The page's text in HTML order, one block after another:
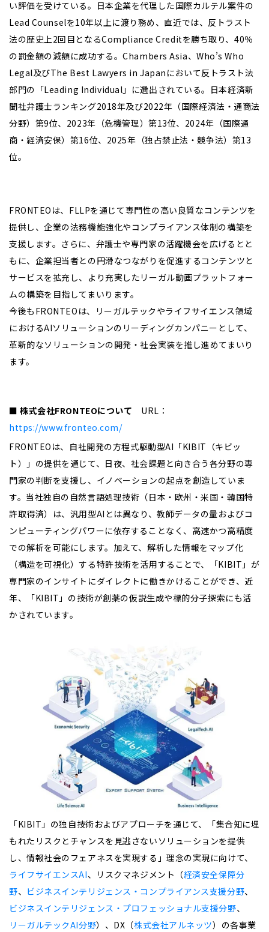
い評価を受けている。日本企業を代理した国際カルテル案件の
Lead Counselを10年以上に渡り務め、直近では、反トラスト
法の歴史上2回目となるCompliance Creditを勝ち取り、40％
の罰金額の減額に成功する。Chambers Asia、Who’s Who
Legal及びThe Best Lawyers in Japanにおいて反トラスト法
部門の「Leading Individual」に選出されている。日本経済新
聞社弁護士ランキング2018年及び2022年（国際経済法・通商法
分野）第9位、2023年（危機管理）第13位、2024年（国際通
商・経済安保）第16位、2025年（独占禁止法・競争法）第13
位。
FRONTEOは、FLLPを通じて専門性の高い良質なコンテンツを
提供し、企業の法務機能強化やコンプライアンス体制の構築を
支援します。さらに、弁護士や専門家の活躍機会を広げるとと
もに、企業担当者との円滑なつながりを促進するコンテンツと
サービスを拡充し、より充実したリーガル動画プラットフォー
ムの構築を目指してまいります。
今後もFRONTEOは、リーガルテックやライフサイエンス領域
におけるAIソリューションのリーディングカンパニーとして、
革新的なソリューションの開発・社会実装を推し進めてまいり
ます。
■ 株式会社FRONTEOについて URL ：
https://www.fronteo.com/
FRONTEO は、自社開発の方程式駆動型AI「KIBIT（キビッ
ト）」の提供を通じて、日夜、社会課題と向き合う各分野の専
門家の判断を支援し、イノベーションの起点を創造していま
す。当社独自の自然言語処理技術（日本・欧州・米国・韓国特
許取得済）は、汎用型AIとは異なり、教師データの量およびコ
ンピューティングパワーに依存することなく、高速かつ高精度
での解析を可能にします。加えて、解析した情報をマップ化
（構造を可視化）する特許技術を活用することで、「KIBIT」が
専門家のインサイトにダイレクトに働きかけることができ、近
年、「KIBIT」の技術が創薬の仮説生成や標的分子探索にも活
かされています。
「KIBIT」の独自技術およびアプローチを通じて、「集合知に埋
もれたリスクとチャンスを見逃さないソリューションを提供
し、情報社会のフェアネスを実現する」理念の実現に向けて、
ライフサイエンスAI、 リスクマネジメント （経済安全保障分
野、 ビジネスインテリジェンス・コンプライアンス支援分野、
ビジネスインテリジェンス・プロフェッショナル支援分野、
リーガルテックAI分野）、 DX （株式会社アルネッツ）の各事業